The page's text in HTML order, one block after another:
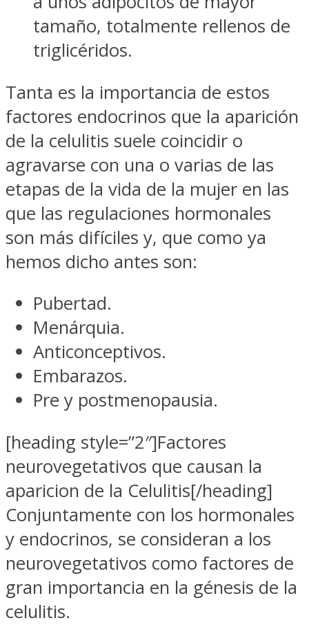
tamaño, totalmente rellenos de
triglicéridos.
Tanta es la importancia de estos
factores endocrinos que la aparición
de la celulitis suele coincidir o
agravarse con una o varias de las
etapas de la vida de la mujer en las
que las regulaciones hormonales
son más difíciles y, que como ya
hemos dicho antes son:
Pubertad.
Menárquia.
Anticonceptivos.
Embarazos.
Pre y postmenopausia.
[heading style=”2″]Factores
neurovegetativos que causan la
aparicion de la Celulitis[/heading]
Conjuntamente con los hormonales
y endocrinos, se consideran a los
neurovegetativos como factores de
gran importancia en la génesis de la
celulitis.